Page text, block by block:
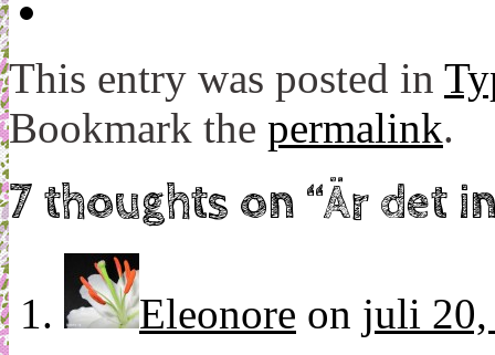
This entry was posted in
Bookmark the permalink.
7 thoughts on “Är det
Eleonore on juli 20,